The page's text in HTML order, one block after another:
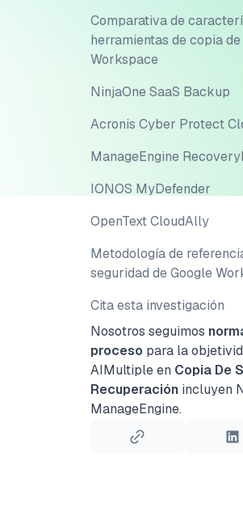
Comparativa de
herramientas de copia
Workspace
NinjaOne SaaS Backup
Acronis Cyber Protect
ManageEngine
IONOS MyDefender
OpenText CloudAlly
Metodología de
seguridad de Google
Cita esta investigación
Nosotros seguimos
proceso para la
AIMultiple en Copia De
Recuperaciónincluyen
ManageEngine.